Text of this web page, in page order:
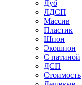
Дуб
ЛДСП
Массив
Пластик
Шпон
Экошпон
С патиной
ДСП
Стоимость